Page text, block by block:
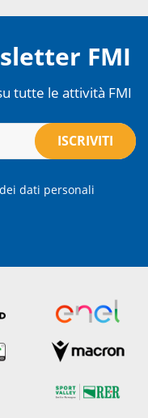
FMI
tutte le attività FMI
dati personali